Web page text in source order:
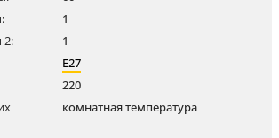
1
2:
1
E27
220
комнатная температура